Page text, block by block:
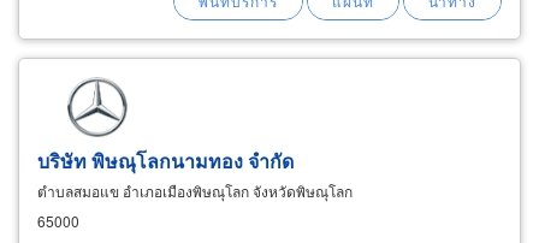
บริษัท พิษณุโลกนามทอง จำกัด
ตำบลสมอแข อำเภอเมืองพิษณุโลก จังหวัดพิษณุโลก
65000